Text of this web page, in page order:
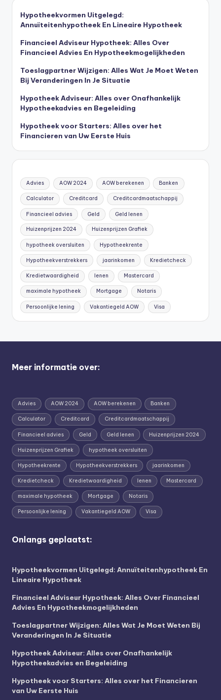
Hypotheekvormen Uitgelegd:
Annuïteitenhypotheek En Lineaire Hypotheek
Financieel Adviseur Hypotheek: Alles Over
Financieel Advies En Hypotheekmogelijkheden
Toeslagpartner Wijzigen: Alles Wat Je Moet Weten
Bij Veranderingen In Je Situatie
Hypotheek Adviseur: Alles over Onafhankelijk
Hypotheekadvies en Begeleiding
Hypotheek voor Starters: Alles over het
Financieren van Uw Eerste Huis
Advies AOW 2024 AOW berekenen Banken
Calculator Creditcard Creditcardmaatschappij
Financieel advies Geld Geld lenen
Huizenprijzen 2024 Huizenprijzen Grafiek
hypotheek oversluiten Hypotheekrente
Hypotheekverstrekkers jaarinkomen Kredietcheck
Kredietwaardigheid lenen Mastercard
maximale hypotheek Mortgage Notaris
Persoonlijke lening Vakantiegeld AOW Visa
Meer informatie over:
Advies AOW 2024 AOW berekenen Banken
Calculator Creditcard Creditcardmaatschappij
Financieel advies Geld Geld lenen Huizenprijzen 2024
Huizenprijzen Grafiek hypotheek oversluiten
Hypotheekrente Hypotheekverstrekkers jaarinkomen
Kredietcheck Kredietwaardigheid lenen Mastercard
maximale hypotheek Mortgage Notaris
Persoonlijke lening Vakantiegeld AOW Visa
Onlangs geplaatst:
Hypotheekvormen Uitgelegd: Annuïteitenhypotheek En
Lineaire Hypotheek
Financieel Adviseur Hypotheek: Alles Over Financieel
Advies En Hypotheekmogelijkheden
Toeslagpartner Wijzigen: Alles Wat Je Moet Weten Bij
Veranderingen In Je Situatie
Hypotheek Adviseur: Alles over Onafhankelijk
Hypotheekadvies en Begeleiding
Hypotheek voor Starters: Alles over het Financieren
van Uw Eerste Huis